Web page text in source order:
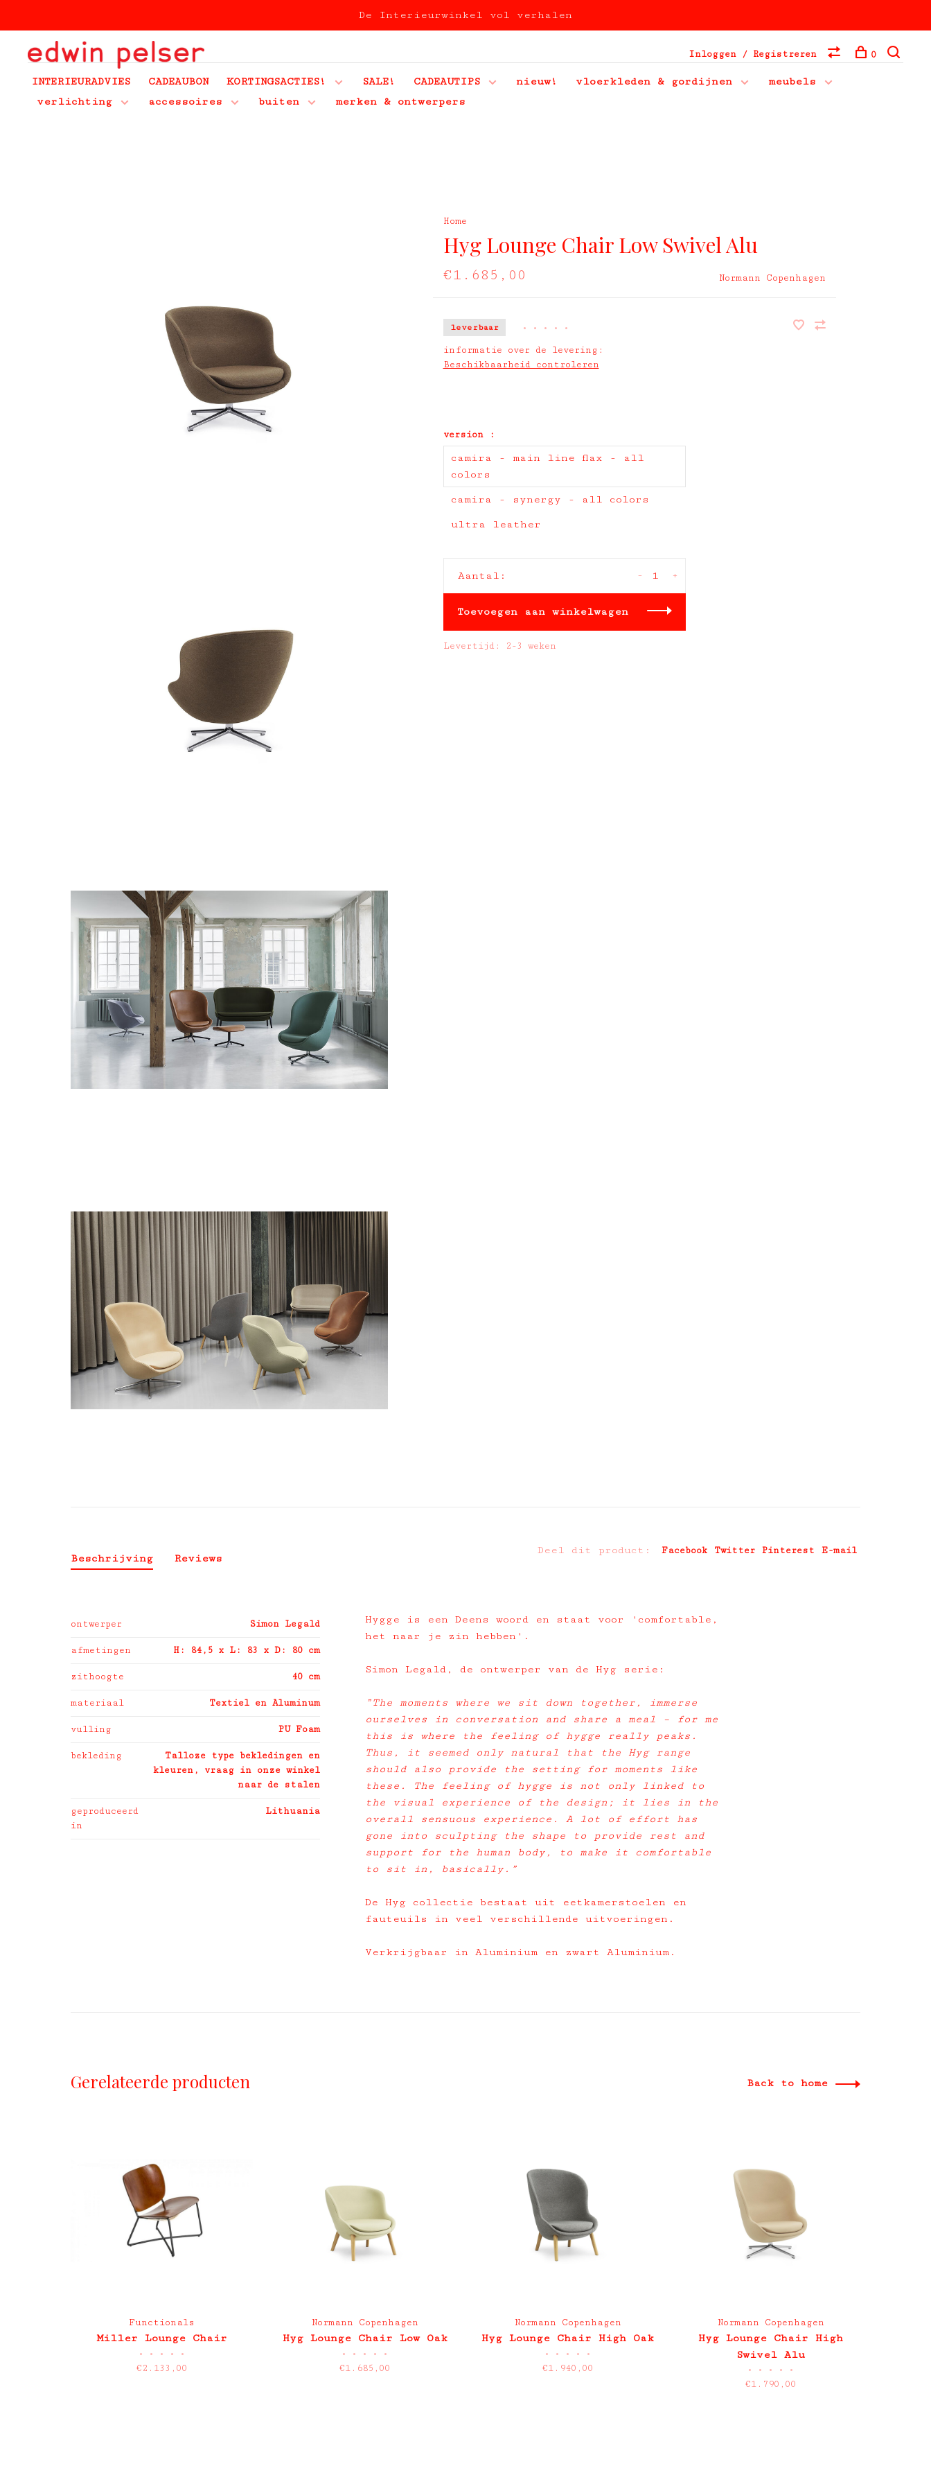
De Interieurwinkel vol verhalen
INTERIEURADVIES CADEAUBON KORTINGSACTIES! SALE! CADEAUTIPS nieuw! vloerkleden & gordijnen
meubels
verlichting
accessoires buiten merken & ontwerpers
Inloggen / Registreren 0
Home
Hyg Lounge Chair Low Swivel Alu
€1.685,00 Normann Copenhagen
leverbaar • • • • •
informatie over de levering:
Beschikbaarheid controleren
version :
camira - main line flax - all
colors
camira - synergy - all colors
ultra leather
Aantal: +
-
Toevoegen aan winkelwagen
Levertijd: 2-3 weken
Deel dit product: Facebook Twitter Pinterest E-mail
Beschrijving Reviews
ontwerper Simon Legald
afmetingen H: 84,5 x L: 83 x D: 80 cm
zithoogte 40 cm
materiaal Textiel en Aluminum
vulling PU Foam
bekleding
Talloze type bekledingen en
kleuren, vraag in onze winkel
naar de stalen
geproduceerd
in
Lithuania
Hygge is een Deens woord en staat voor 'comfortable,
het naar je zin hebben'.
Simon Legald, de ontwerper van de Hyg serie:
”The moments where we sit down together, immerse
ourselves in conversation and share a meal – for me
this is where the feeling of hygge really peaks.
Thus, it seemed only natural that the Hyg range
should also provide the setting for moments like
these. The feeling of hygge is not only linked to
the visual experience of the design; it lies in the
overall sensuous experience. A lot of effort has
gone into sculpting the shape to provide rest and
support for the human body, to make it comfortable
to sit in, basically.”
De Hyg collectie bestaat uit eetkamerstoelen en
fauteuils in veel verschillende uitvoeringen.
Verkrijgbaar in Aluminium en zwart Aluminium.
Gerelateerde producten Back to home
Functionals
Miller Lounge Chair
• • • • •
€2.133,00
Normann Copenhagen
Hyg Lounge Chair Low Oak
• • • • •
€1.685,00
Normann Copenhagen
Hyg Lounge Chair High Oak
• • • • •
€1.940,00
Normann Copenhagen
Hyg Lounge Chair High
Swivel Alu
• • • • •
€1.790,00